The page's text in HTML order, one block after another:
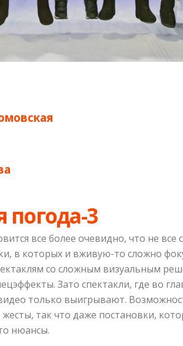
погода-3
все более очевидно, что не
в которых и вживую-то сложно
со сложным визуальным
Зато спектакли, где во
только выигрывают.
так что даже постановки,
нюансы.